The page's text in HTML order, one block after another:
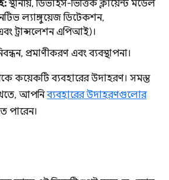
স্থানীয়, ডিভাইস-ভিত্তিক ক্লায়েন্ট মডেল
ল্যাঙ্গুয়েজ ডিটেকশন,
ট্রান্সলেশন এপিআই)।
প্রমাণীকরণ এবং ব্যবস্থাপনা।
কয়েকটি ব্যবহারের উদাহরণ। সমস্ত
আপনিব্যবহারের উদাহরণগুলোর
পারেন।